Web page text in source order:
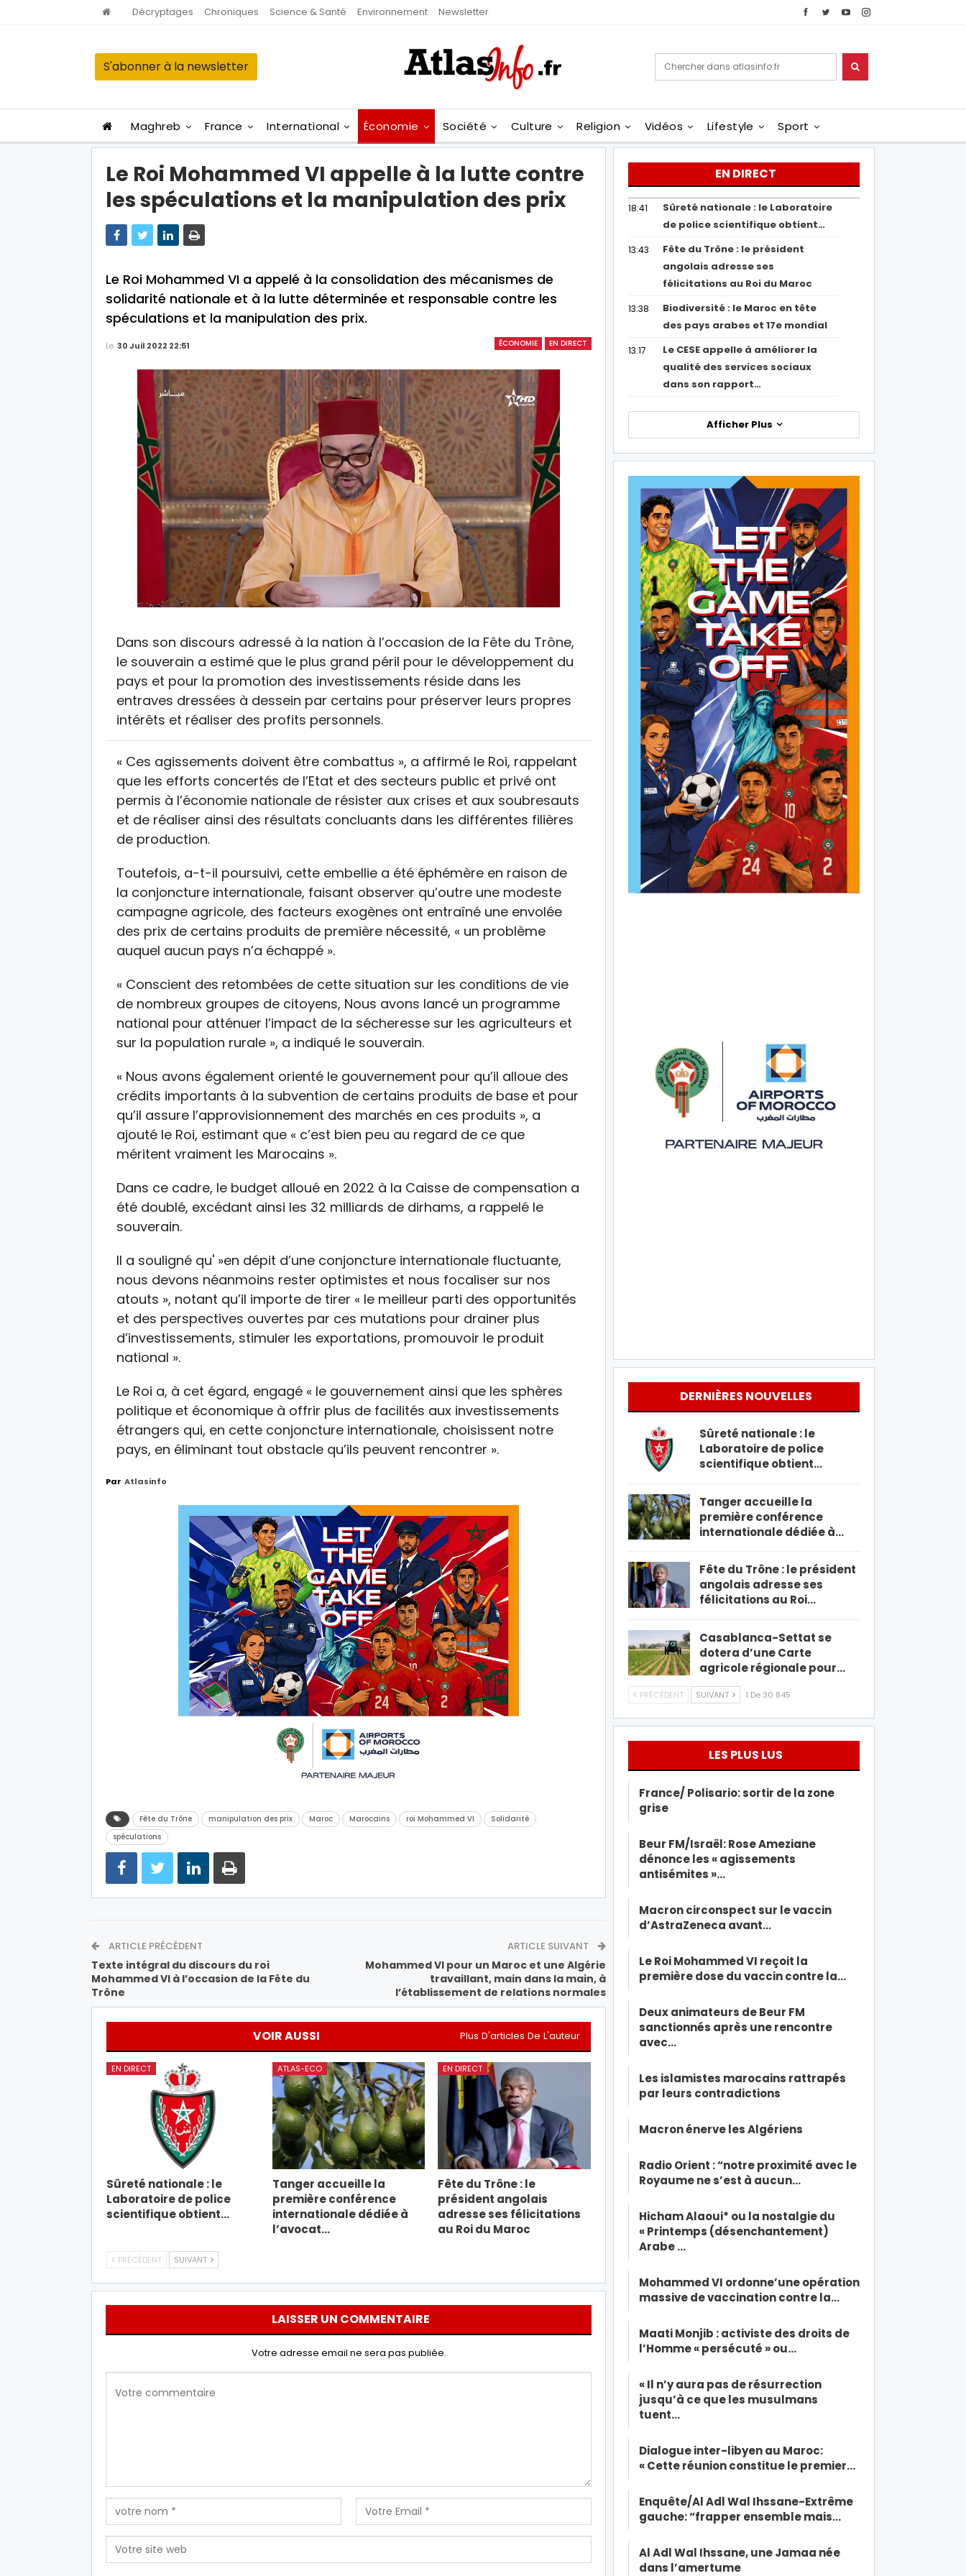
Décryptages Chroniques Science & Santé Environnement Newsletter
S'abonner à la newsletter
Maghreb France International Économie Société Culture Religion Vidéos Lifestyle Sport
Le Roi Mohammed VI appelle à la lutte contre
les spéculations et la manipulation des prix
Le Roi Mohammed VI a appelé à la consolidation des mécanismes de
solidarité nationale et à la lutte déterminée et responsable contre les
spéculations et la manipulation des prix.
ÉCONOMIE EN DIRECT
Le 30 Juil 2022 22:51
Dans son discours adressé à la nation à l’occasion de la Fête du Trône,
le souverain a estimé que le plus grand péril pour le développement du
pays et pour la promotion des investissements réside dans les
entraves dressées à dessein par certains pour préserver leurs propres
intérêts et réaliser des profits personnels.
« Ces agissements doivent être combattus », a affirmé le Roi, rappelant
que les efforts concertés de l’Etat et des secteurs public et privé ont
permis à l’économie nationale de résister aux crises et aux soubresauts
et de réaliser ainsi des résultats concluants dans les différentes filières
de production.
Toutefois, a-t-il poursuivi, cette embellie a été éphémère en raison de
la conjoncture internationale, faisant observer qu’outre une modeste
campagne agricole, des facteurs exogènes ont entraîné une envolée
des prix de certains produits de première nécessité, « un problème
auquel aucun pays n’a échappé ».
« Conscient des retombées de cette situation sur les conditions de vie
de nombreux groupes de citoyens, Nous avons lancé un programme
national pour atténuer l’impact de la sécheresse sur les agriculteurs et
sur la population rurale », a indiqué le souverain.
« Nous avons également orienté le gouvernement pour qu’il alloue des
crédits importants à la subvention de certains produits de base et pour
qu’il assure l’approvisionnement des marchés en ces produits », a
ajouté le Roi, estimant que « c’est bien peu au regard de ce que
méritent vraiment les Marocains ».
Dans ce cadre, le budget alloué en 2022 à la Caisse de compensation a
été doublé, excédant ainsi les 32 milliards de dirhams, a rappelé le
souverain.
Il a souligné qu' »en dépit d’une conjoncture internationale fluctuante,
nous devons néanmoins rester optimistes et nous focaliser sur nos
atouts », notant qu’il importe de tirer « le meilleur parti des opportunités
et des perspectives ouvertes par ces mutations pour drainer plus
d’investissements, stimuler les exportations, promouvoir le produit
national ».
Le Roi a, à cet égard, engagé « le gouvernement ainsi que les sphères
politique et économique à offrir plus de facilités aux investissements
étrangers qui, en cette conjoncture internationale, choisissent notre
pays, en éliminant tout obstacle qu’ils peuvent rencontrer ».
Par Atlasinfo
Fête du Trône manipulation des prix Maroc Marocains roi Mohammed VI
Solidarité
spéculations
ARTICLE PRÉCÉDENT
Texte intégral du discours du roi
Mohammed VI à l’occasion de la Fête du
Trône
ARTICLE SUIVANT
Mohammed VI pour un Maroc et une Algérie
travaillant, main dans la main, à
l’établissement de relations normales
VOIR AUSSI Plus D'articles De L'auteur
EN DIRECT
Sûreté nationale : le
Laboratoire de police
scientifique obtient…
ATLAS-ECO
Tanger accueille la
première conférence
internationale dédiée à
l’avocat…
EN DIRECT
Fête du Trône : le
président angolais
adresse ses félicitations
au Roi du Maroc
PRÉCÉDENT SUIVANT
LAISSER UN COMMENTAIRE
Votre adresse email ne sera pas publiée.
EN DIRECT
18:41
Sûreté nationale : le Laboratoire
de police scientifique obtient…
13:43
Fête du Trône : le président
angolais adresse ses
félicitations au Roi du Maroc
13:38
Biodiversité : le Maroc en tête
des pays arabes et 17e mondial
13:17
Le CESE appelle à améliorer la
qualité des services sociaux
dans son rapport…
Afficher Plus
DERNIÈRES NOUVELLES
Sûreté nationale : le
Laboratoire de police
scientifique obtient…
Tanger accueille la
première conférence
internationale dédiée à…
Fête du Trône : le président
angolais adresse ses
félicitations au Roi…
Casablanca-Settat se
dotera d’une Carte
agricole régionale pour…
PRÉCÉDENT SUIVANT 1 De 30 845
LES PLUS LUS
France/ Polisario: sortir de la zone
grise
Beur FM/Israël: Rose Ameziane
dénonce les « agissements
antisémites »…
Macron circonspect sur le vaccin
d’AstraZeneca avant…
Le Roi Mohammed VI reçoit la
première dose du vaccin contre la…
Deux animateurs de Beur FM
sanctionnés après une rencontre
avec…
Les islamistes marocains rattrapés
par leurs contradictions
Macron énerve les Algériens
Radio Orient : “notre proximité avec le
Royaume ne s’est à aucun…
Hicham Alaoui* ou la nostalgie du
« Printemps (désenchantement)
Arabe …
Mohammed VI ordonne’une opération
massive de vaccination contre la…
Maati Monjib : activiste des droits de
l’Homme « persécuté » ou…
« Il n’y aura pas de résurrection
jusqu’à ce que les musulmans
tuent…
Dialogue inter-libyen au Maroc:
« Cette réunion constitue le premier…
Enquête/Al Adl Wal Ihssane-Extrême
gauche: “frapper ensemble mais…
Al Adl Wal Ihssane, une Jamaa née
dans l’amertume